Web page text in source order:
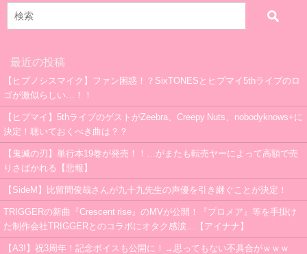
最近の投稿
【ヒプノシスマイク】ファン困惑！？SixTONESとヒプマイ5thライブのロ
ゴが激似らしい…！！
【ヒプマイ】5thライブのゲストがZeebra、Creepy Nuts、nobodyknows+に
決定！聴いておくべき曲は？？
【鬼滅の刃】単行本19巻が発売！！…がまたも転売ヤーによって高額で売
りさばかれる【悲報】
【SideM】比留間俊哉さんが九十九先生の声優を引き継ぐことが決定！
TRIGGERの新曲『Crescent rise』のMVが公開！『プロメア』等を手掛け
た制作会社TRIGGERとのコラボにオタク感涙…【アイナナ】
【A3!】祝3周年！記念ボイスも公開に！→思ってもない不具合がｗｗｗ